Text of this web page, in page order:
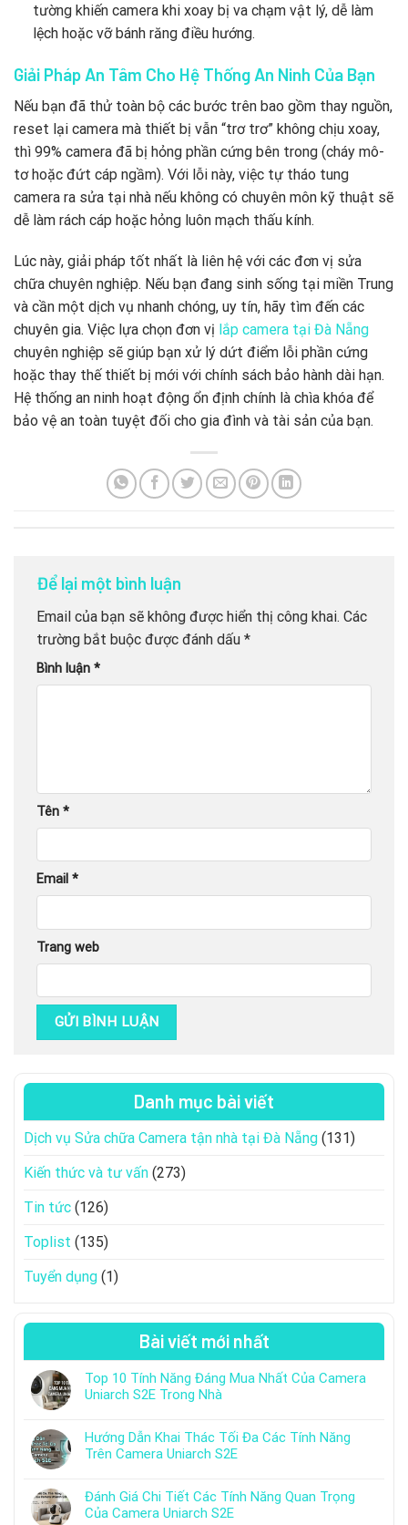
tường khiến camera khi xoay bị va chạm vật lý, dễ làm
lệch hoặc vỡ bánh răng điều hướng.
Giải Pháp An Tâm Cho Hệ Thống An Ninh Của Bạn
Nếu bạn đã thử toàn bộ các bước trên bao gồm thay nguồn,
reset lại camera mà thiết bị vẫn “trơ trơ” không chịu xoay,
thì 99% camera đã bị hỏng phần cứng bên trong (cháy mô-
tơ hoặc đứt cáp ngầm). Với lỗi này, việc tự tháo tung
camera ra sửa tại nhà nếu không có chuyên môn kỹ thuật sẽ
dễ làm rách cáp hoặc hỏng luôn mạch thấu kính.
Lúc này, giải pháp tốt nhất là liên hệ với các đơn vị sửa
chữa chuyên nghiệp. Nếu bạn đang sinh sống tại miền Trung
và cần một dịch vụ nhanh chóng, uy tín, hãy tìm đến các
chuyên gia. Việc lựa chọn đơn vị lắp camera tại Đà Nẵng
chuyên nghiệp sẽ giúp bạn xử lý dứt điểm lỗi phần cứng
hoặc thay thế thiết bị mới với chính sách bảo hành dài hạn.
Hệ thống an ninh hoạt động ổn định chính là chìa khóa để
bảo vệ an toàn tuyệt đối cho gia đình và tài sản của bạn.
Để lại một bình luận
Email của bạn sẽ không được hiển thị công khai. Các
trường bắt buộc được đánh dấu *
Bình luận *
Tên *
Email *
Trang web
Danh mục bài viết
Dịch vụ Sửa chữa Camera tận nhà tại Đà Nẵng (131)
Kiến thức và tư vấn (273)
Tin tức (126)
Toplist (135)
Tuyển dụng (1)
Bài viết mới nhất
Top 10 Tính Năng Đáng Mua Nhất Của Camera
Uniarch S2E Trong Nhà
Hướng Dẫn Khai Thác Tối Đa Các Tính Năng
Trên Camera Uniarch S2E
Đánh Giá Chi Tiết Các Tính Năng Quan Trọng
Của Camera Uniarch S2E